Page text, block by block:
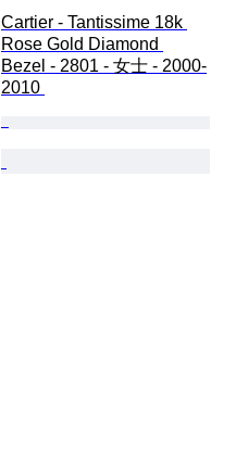
Cartier - Tantissime 18k
Rose Gold Diamond
Bezel - 2801 - 女士 - 2000-
2010